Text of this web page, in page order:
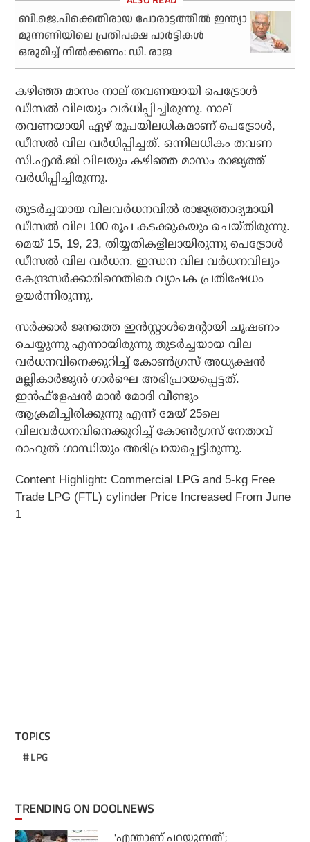
ബി.ജെ.പിക്കെതിരായ പോരാട്ടത്തില്‍ ഇന്ത്യാ
മുന്നണിയിലെ പ്രതിപക്ഷ പാര്‍ട്ടികള്‍
ഒരുമിച്ച് നില്‍ക്കണം: ഡി. രാജ
കഴിഞ്ഞ മാസം നാല് തവണയായി പെട്രോള്‍
ഡീസല്‍ വിലയും വര്‍ധിപ്പിച്ചിരുന്നു. നാല്
തവണയായി ഏഴ് രൂപയിലധികമാണ് പെട്രോള്‍,
ഡീസല്‍ വില വര്‍ധിപ്പിച്ചത്. ഒന്നിലധികം തവണ
സി.എന്‍.ജി വിലയും കഴിഞ്ഞ മാസം രാജ്യത്ത്
വര്‍ധിപ്പിച്ചിരുന്നു.
തുടര്‍ച്ചയായ വിലവര്‍ധനവില്‍ രാജ്യത്താദ്യമായി
ഡീസല്‍ വില 100 രൂപ കടക്കുകയും ചെയ്തിരുന്നു.
മെയ് 15, 19, 23, തിയ്യതികളിലായിരുന്നു പെട്രോള്‍
ഡീസല്‍ വില വര്‍ധന. ഇന്ധന വില വര്‍ധനവിലും
കേന്ദ്രസര്‍ക്കാരിനെതിരെ വ്യാപക പ്രതിഷേധം
ഉയര്‍ന്നിരുന്നു.
സര്‍ക്കാര്‍ ജനത്തെ ഇന്‍സ്റ്റാള്‍മെന്റായി ചൂഷണം
ചെയ്യുന്നു എന്നായിരുന്നു തുടര്‍ച്ചയായ വില
വര്‍ധനവിനെക്കുറിച്ച് കോണ്‍ഗ്രസ് അധ്യക്ഷന്‍
മല്ലികാര്‍ജുന്‍ ഗാര്‍ഘെ അഭിപ്രായപ്പെട്ടത്.
ഇന്‍ഫ്‌ളേഷന്‍ മാന്‍ മോദി വീണ്ടും
ആക്രമിച്ചിരിക്കുന്നു എന്ന് മേയ് 25ലെ
വിലവര്‍ധനവിനെക്കുറിച്ച് കോണ്‍ഗ്രസ് നേതാവ്
രാഹുല്‍ ഗാന്ധിയും അഭിപ്രായപ്പെട്ടിരുന്നു.
Content Highlight: Commercial LPG and 5-kg Free
Trade LPG (FTL) cylinder Price Increased From June
1
TOPICS
LPG
TRENDING ON DOOLNEWS
'എന്താണ് പറയുന്നത്';